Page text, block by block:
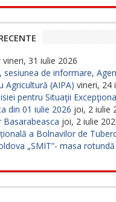
vineri, 31 iulie 2026
sesiunea de informare,
Agricultură (AIPA) vineri, 24
pentru Situaţii
din 01 iulie 2026 joi, 2 iulie
joi, 2 iulie
a Bolnavilor de
„SMIT”- masa rotundă